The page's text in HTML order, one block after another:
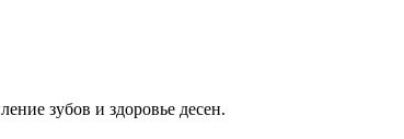
зубов и здоровье десен.